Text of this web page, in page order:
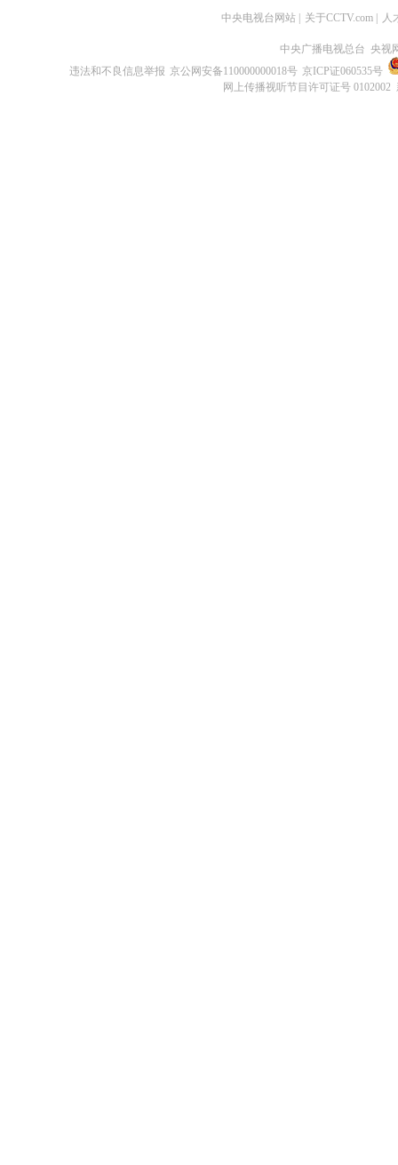
中央电视台网站 关于CCTV.com 人
中央广播电视总台 央视
违法和不良信息举报 京公网安备110000000018号 京ICP证060535号
网上传播视听节目许可证号 0102002